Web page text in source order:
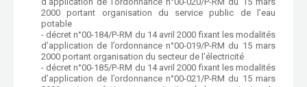
2000 portant organisation du service public de l’eau
potable
- décret n°00-184/P-RM du 14 avril 2000 fixant les modalités
d’application de l’ordonnance n°00-019/P-RM du 15 mars
2000 portant organisation du secteur de l’électricité
- décret n°00-185/P-RM du 14 avril 2000 fixant les modalités
d’application de l’ordonnance n°00-021/P-RM du 15 mars